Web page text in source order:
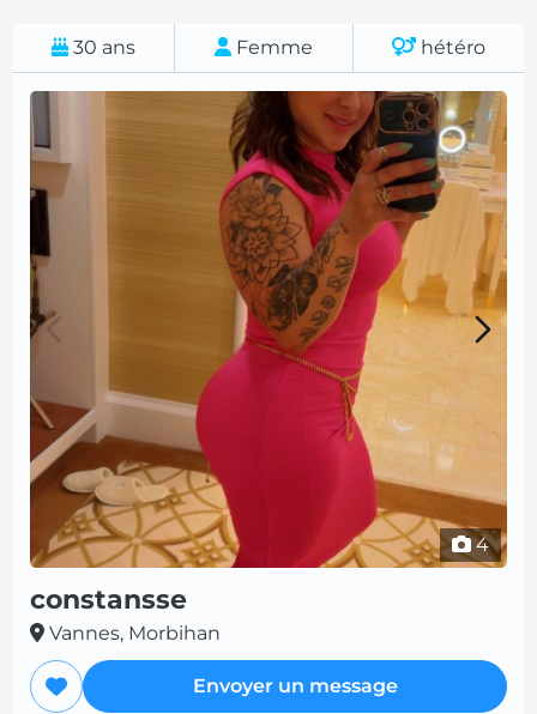
30 ans Femme hétéro
4
constansse
Vannes, Morbihan
Envoyer un message